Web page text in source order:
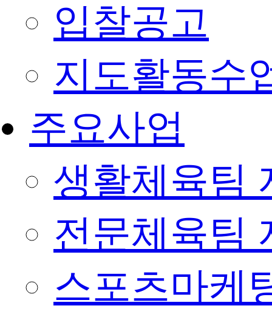
입찰공고
지도활동수
주요사업
생활체육팀
전문체육팀
스포츠마케